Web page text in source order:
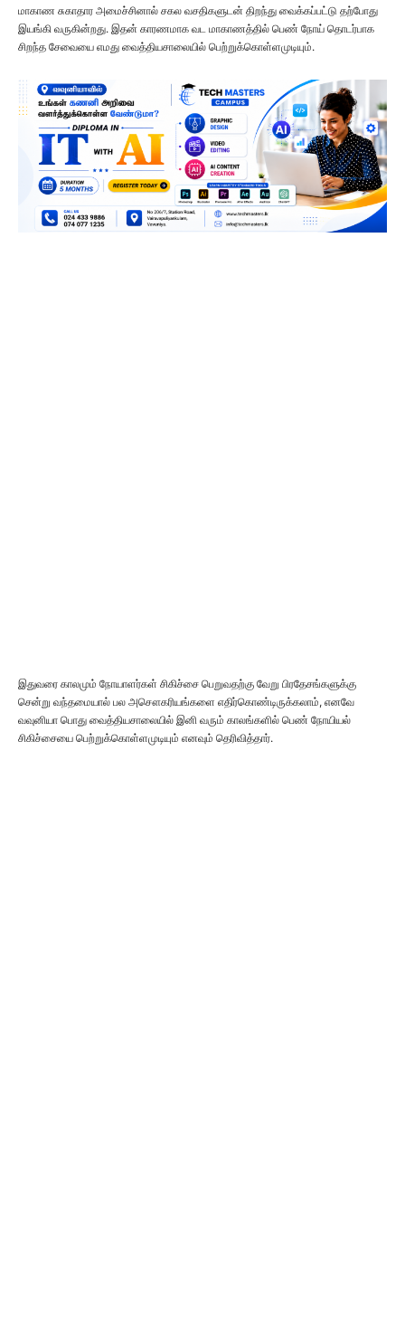
மாகாண சுகாதார அமைச்சினால் சகல வசதிகளுடன் திறந்து வைக்கப்பட்டு தற்போது
இயங்கி வருகின்றது. இதன் காரணமாக வட மாகாணத்தில் பெண் நோய் தொடர்பாக
சிறந்த சேவையை எமது வைத்தியசாலையில் பெற்றுக்கொள்ளமுடியும்.
இதுவரை காலமும் நோயாளர்கள் சிகிச்சை பெறுவதற்கு வேறு பிரதேசங்களுக்கு
சென்று வந்தமையால் பல அசௌகரியங்களை எதிர்கொண்டிருக்கலாம், எனவே
வவுனியா பொது வைத்தியசாலையில் இனி வரும் காலங்களில் பெண் நோயியல்
சிகிச்சையை பெற்றுக்கொள்ளமுடியும் எனவும் தெரிவித்தார்.